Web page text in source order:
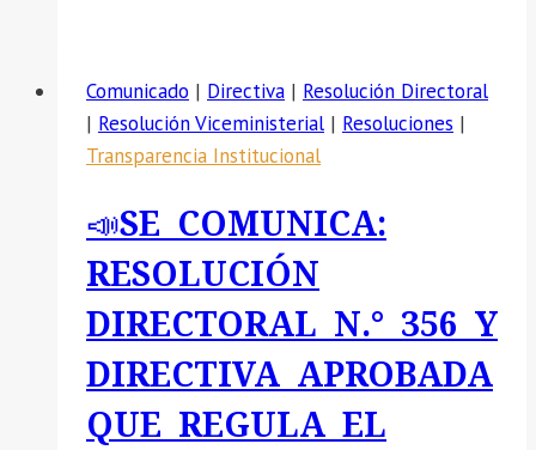
DIRECTORAL
N.
°
MEDIANTE
LA
CUAL
SE
APRUEBA
LA
DIRECTIVA
Comunicado | Directiva | Resolución Directoral
| Resolución Viceministerial | Resoluciones |
Transparencia Institucional
📣SE COMUNICA:
RESOLUCIÓN
DIRECTORAL N.° 356 Y
DIRECTIVA APROBADA
QUE REGULA EL